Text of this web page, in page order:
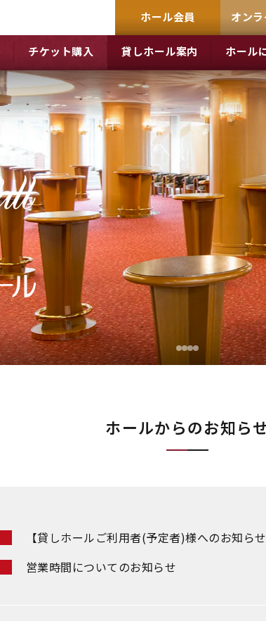
ホール会員 オン
チケット購入 貸しホール案内 ホール
ホールからのお知ら
【貸しホールご利用者(予定者)様へのお知らせ
営業時間についてのお知らせ